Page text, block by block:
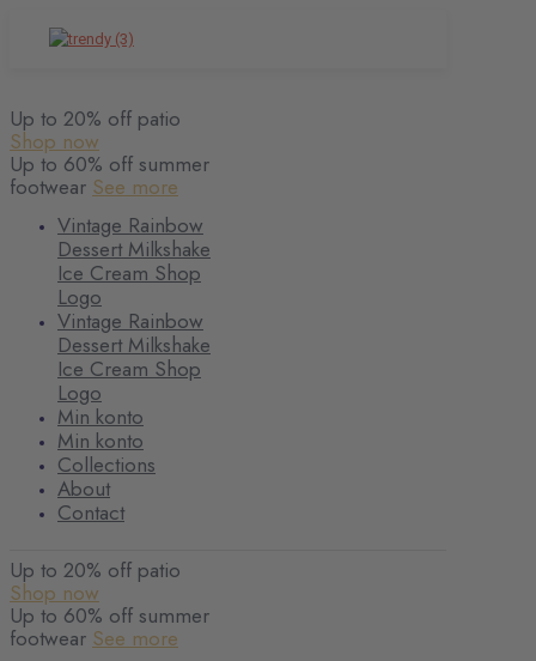
Up to 20% off patio
Shop now
Up to 60% off summer
footwear See more
Vintage Rainbow
Dessert Milkshake
Ice Cream Shop
Logo
Vintage Rainbow
Dessert Milkshake
Ice Cream Shop
Logo
Min konto
Min konto
Collections
About
Contact
Up to 20% off patio
Shop now
Up to 60% off summer
footwear See more